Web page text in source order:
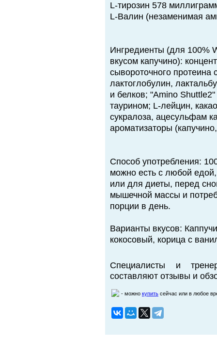
L-тирозин 578
L-Валин (незаменимая
Ингредиенты (для 100%
вкусом капучино):
сывороточного
лактоглобулин,
и белков; "Amino
таурином; L-лейцин,
сукралоза, ацесульфам
ароматизаторы
Способ употребления:
можно есть с любой
или для диеты, перед
мышечной массы и
порции в день.
Варианты вкусов:
кокосовый, корица с
Специалисты и
составляют отзывы и
- можно купить сейчас или в любое